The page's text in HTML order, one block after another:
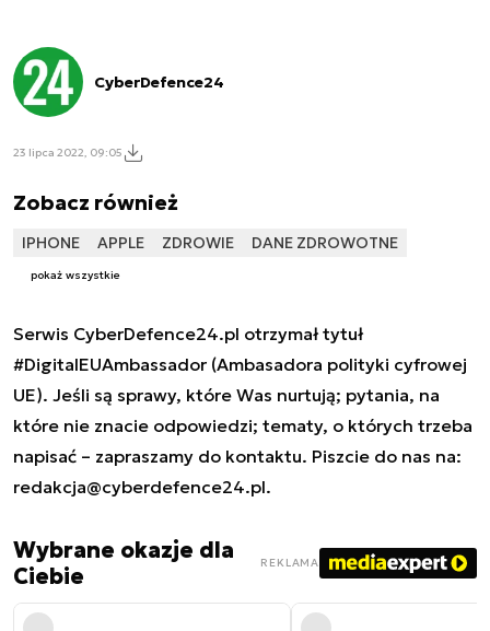
CyberDefence24
23 lipca 2022, 09:05
Zobacz również
IPHONE APPLE ZDROWIE DANE ZDROWOTNE
pokaż wszystkie
Serwis CyberDefence24.pl otrzymał tytuł
#DigitalEUAmbassador (Ambasadora polityki cyfrowej
UE). Jeśli są sprawy, które Was nurtują; pytania, na
które nie znacie odpowiedzi; tematy, o których trzeba
napisać – zapraszamy do kontaktu. Piszcie do nas na:
redakcja@cyberdefence24.pl.
Wybrane okazje dla
Ciebie
REKLAMA